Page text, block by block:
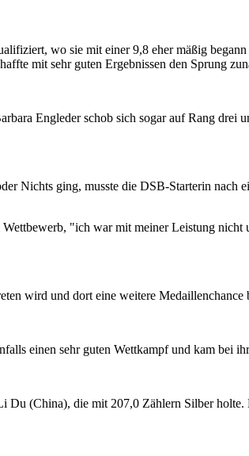
wo sie mit einer 9,8 eher mäßig
mit sehr guten Ergebnissen den Sprung
Engleder schob sich sogar auf Rang drei
Nichts ging, musste die DSB-Starterin nach
"ich war mit meiner Leistung
wird und dort eine weitere Medaillenchance
einen sehr guten Wettkampf und kam bei
(China), die mit 207,0 Zählern Silber